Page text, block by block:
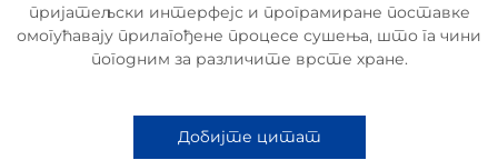
пријатељски интерфејс и програмиране поставке
омогућавају прилагођене процесе сушења, што га чини
погодним за различите врсте хране.
Добијте цитат